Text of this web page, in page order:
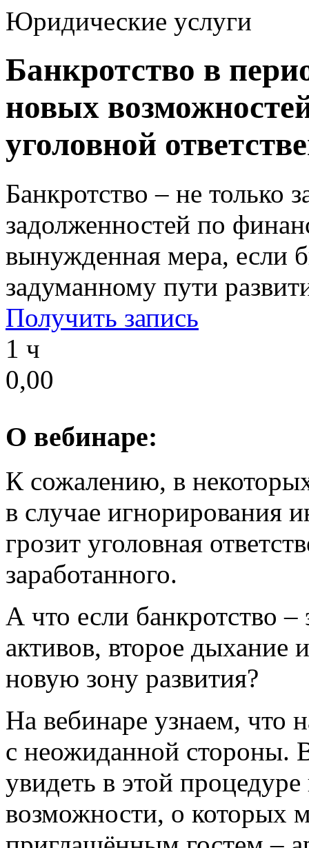
Юридические услуги
Банкротство в
новых
уголовной
Банкротство – не только
задолженностей по
вынужденная мера, если
задуманному пути
Получить запись
1 ч
0,00
О вебинаре:
К сожалению, в
в случае игнорирования
грозит уголовная
заработанного.
А что если банкротство
активов, второе дыхание
новую зону развития?
На вебинаре узнаем, что
с неожиданной стороны.
увидеть в этой
возможности, о которых